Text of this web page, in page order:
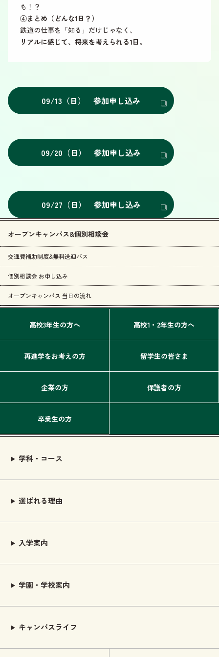
も！？
④まとめ（どんな1日？）
鉄道の仕事を「知る」だけじゃなく、
リアルに感じて、将来を考えられる1日。
09/13（日） 参加申し込み
09/20（日） 参加申し込み
09/27（日） 参加申し込み
オープンキャンパス&個別相談会
交通費補助制度&無料送迎バス
個別相談会 お申し込み
オープンキャンパス 当日の流れ
高校3年生の方へ 高校1・2年生の方へ
再進学をお考えの方 留学生の皆さま
企業の方 保護者の方
卒業生の方
学科・コース
選ばれる理由
入学案内
学園・学校案内
キャンパスライフ